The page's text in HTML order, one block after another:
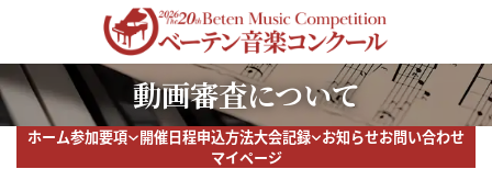
ツ
へ
シ
ョ
動画審査について
ホーム参加要項 開催日程申込方法大会記録 お知らせお問い合わせ
マイページ